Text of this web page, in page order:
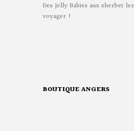
Des Jelly Babies aux sherbet
voyager !
BOUTIQUE ANGERS